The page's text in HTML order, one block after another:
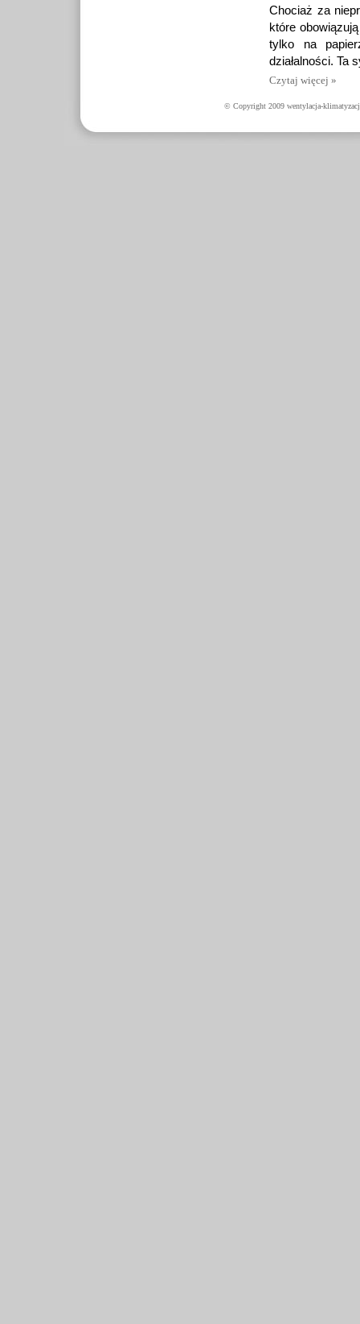
Chociaż za
które
tylko na
działalności. Ta
Czytaj więcej »
© Copyright 2009 wentylacja-